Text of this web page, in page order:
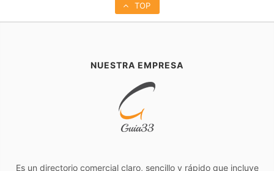
TOP
NUESTRA EMPRESA
Es un directorio comercial claro, sencillo y rápido que incluye